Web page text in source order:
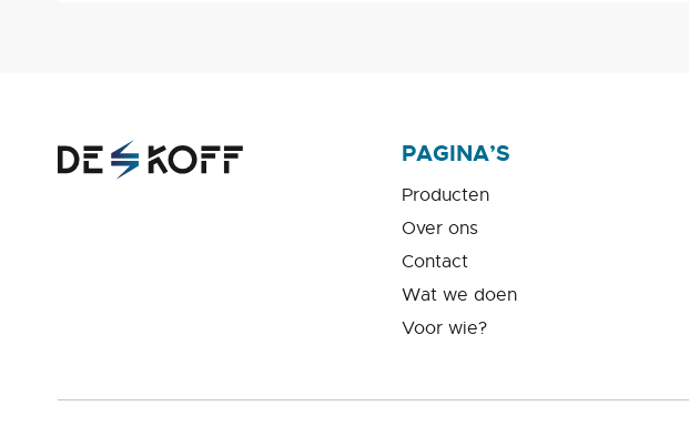
PAGINA’S
Producten
Over ons
Contact
Wat we doen
Voor wie?